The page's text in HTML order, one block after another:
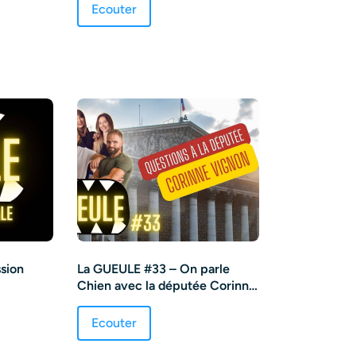
Ecouter
La GUEULE #33 – On parle
Chien avec la députée Corinne
Ecouter